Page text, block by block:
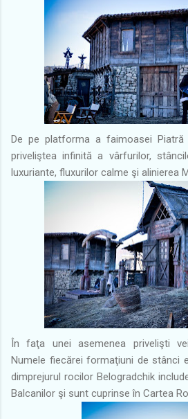
De pe platforma a faimoasei Piatră
priveliştea infinită a vârfurilor,
luxuriante, fluxurilor calme şi alinierea
În faţa unei asemenea privelişti
Numele fiecărei formaţiuni de stânci
dimprejurul rocilor Belogradchik
Balcanilor şi sunt cuprinse în Cartea